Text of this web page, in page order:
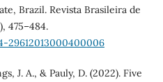
Brazil. Revista Brasileira de
475–484.
29612013000400006
J. A., & Pauly, D. (2022). Five